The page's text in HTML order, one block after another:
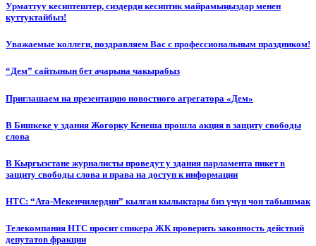
Урматтуу кесиптештер, сиздерди кесиптик майрамыңыздар менен
куттуктайбыз!
Уважаемые коллеги, поздравляем Вас с профессиональным праздником!
“Дем” сайтынын бет ачарына чакырабыз
Приглашаем на презентацию новостного агрегатора «Дем»
В Бишкеке у здания Жогорку Кенеша прошла акция в защиту свободы
слова
В Кыргызстане журналисты проведут у здания парламента пикет в
защиту свободы слова и права на доступ к информации
НТС: “Ата-Мекенчилердин” кылган кылыктары биз үчүн чон табышмак
Телекомпания НТС просит спикера ЖК проверить законность действий
депутатов фракции